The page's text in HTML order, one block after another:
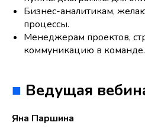
Бизнес-аналитикам,
процессы.
Менеджерам проектов,
коммуникацию в команде.
■ Ведущая
Яна Паршина